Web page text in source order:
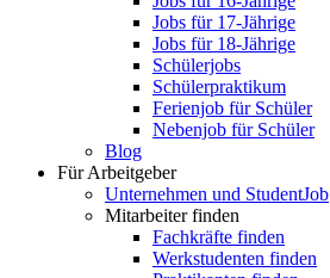
Jobs für 17-Jährige
Jobs für 18-Jährige
Schülerjobs
Schülerpraktikum
Ferienjob für Schüler
Nebenjob für Schüler
Blog
Für Arbeitgeber
Unternehmen und StudentJob
Mitarbeiter finden
Fachkräfte finden
Werkstudenten finden